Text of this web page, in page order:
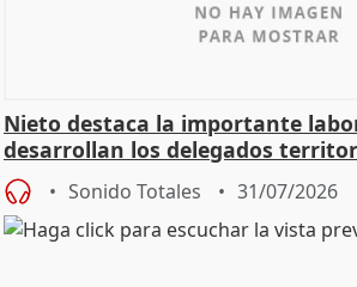
Nieto destaca la importante
desarrollan los delegados
Sonido Totales 31/07/2026